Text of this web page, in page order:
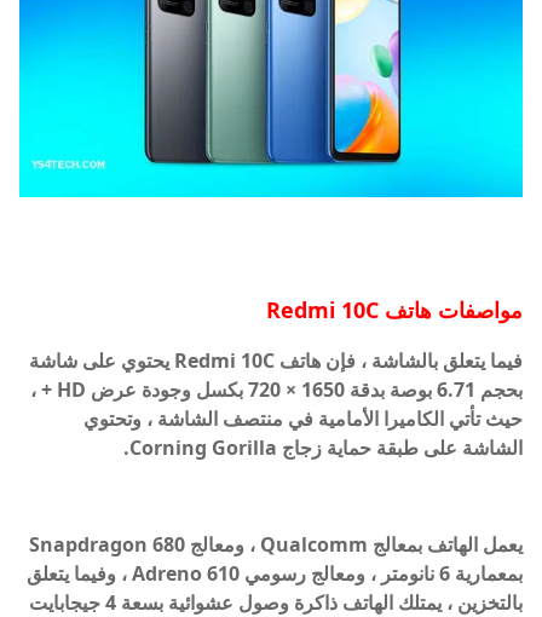
مواصفات هاتف Redmi 10C
فيما يتعلق بالشاشة ، فإن هاتف Redmi 10C يحتوي على شاشة
بحجم 6.71 بوصة بدقة 1650 × 720 بكسل وجودة عرض HD + ،
حيث تأتي الكاميرا الأمامية في منتصف الشاشة ، وتحتوي
الشاشة على طبقة حماية زجاج Corning Gorilla.
يعمل الهاتف بمعالج Qualcomm ، ومعالج Snapdragon 680
بمعمارية 6 نانومتر ، ومعالج رسومي Adreno 610 ، وفيما يتعلق
بالتخزين ، يمتلك الهاتف ذاكرة وصول عشوائية بسعة 4 جيجابايت